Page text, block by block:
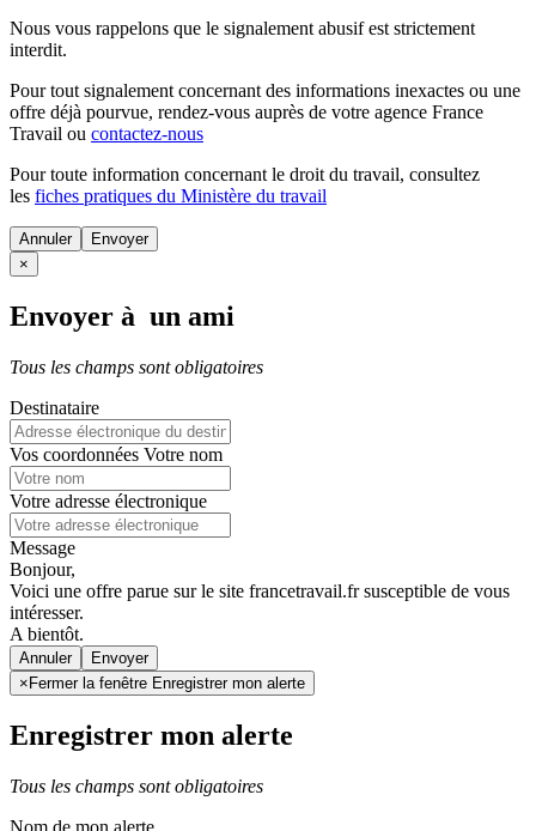
Nous vous rappelons que le signalement abusif est strictement
interdit.
Pour tout signalement concernant des informations inexactes ou une
offre déjà pourvue, rendez-vous auprès de votre agence France
Travail ou contactez-nous
Pour toute information concernant le droit du travail, consultez
les fiches pratiques du Ministère du travail
Annuler
×
Envoyer à un ami
Tous les champs sont obligatoires
Destinataire
Vos coordonnées Votre nom
Votre adresse électronique
Message
Bonjour,
Voici une offre parue sur le site francetravail.fr susceptible de vous
intéresser.
A bientôt.
Annuler
× Fermer la fenêtre Enregistrer mon alerte
Enregistrer mon alerte
Tous les champs sont obligatoires
Nom de mon alerte